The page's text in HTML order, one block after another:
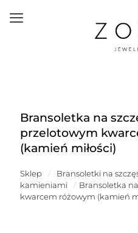
Bransoletka na
przelotowym
(kamień miłości)
Sklep / Bransoletki na
kamieniami
/ Bransoletka
kwarcem różowym (kamień